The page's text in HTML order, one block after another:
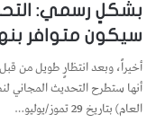
سيكون متوافر
أخيراً، وبعد انتظارٍ طويل من
العام) بتاريخ 29 تموز/يوليو…